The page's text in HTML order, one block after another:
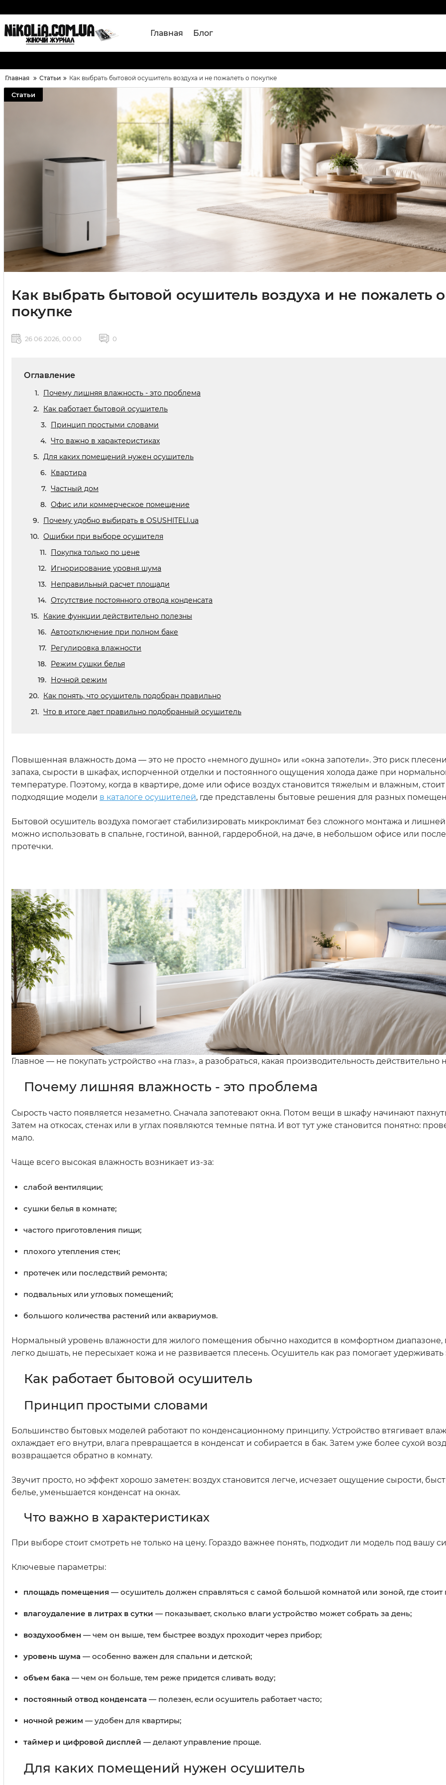
Главная Блог
Главная Статьи Как выбрать бытовой осушитель воздуха и не пожалеть о покупке
Статьи
Как выбрать бытовой осушитель воздуха и не пожалеть о
покупке
26 06 2026, 00:00 0
Оглавление
Почему лишняя влажность - это проблема
Как работает бытовой осушитель
Принцип простыми словами
Что важно в характеристиках
Для каких помещений нужен осушитель
Квартира
Частный дом
Офис или коммерческое помещение
Почему удобно выбирать в OSUSHITELI.ua
Ошибки при выборе осушителя
Покупка только по цене
Игнорирование уровня шума
Неправильный расчет площади
Отсутствие постоянного отвода конденсата
Какие функции действительно полезны
Автоотключение при полном баке
Регулировка влажности
Режим сушки белья
Ночной режим
Как понять, что осушитель подобран правильно
Что в итоге дает правильно подобранный осушитель
Повышенная влажность дома — это не просто «немного душно» или «окна запотели». Это риск
запаха, сырости в шкафах, испорченной отделки и постоянного ощущения холода даже при
температуре. Поэтому, когда в квартире, доме или офисе воздух становится тяжелым и влажным,
подходящие модели в каталоге осушителей, где представлены бытовые решения для разных
Бытовой осушитель воздуха помогает стабилизировать микроклимат без сложного монтажа и лишней
можно использовать в спальне, гостиной, ванной, гардеробной, на даче, в небольшом офисе или
протечки.
Главное — не покупать устройство «на глаз», а разобраться, какая производительность действительно
Почему лишняя влажность - это проблема
Сырость часто появляется незаметно. Сначала запотевают окна. Потом вещи в шкафу начинают
Затем на откосах, стенах или в углах появляются темные пятна. И вот тут уже становится понятно:
мало.
Чаще всего высокая влажность возникает из-за:
слабой вентиляции;
сушки белья в комнате;
частого приготовления пищи;
плохого утепления стен;
протечек или последствий ремонта;
подвальных или угловых помещений;
большого количества растений или аквариумов.
Нормальный уровень влажности для жилого помещения обычно находится в комфортном диапазоне,
легко дышать, не пересыхает кожа и не развивается плесень. Осушитель как раз помогает удерживать
Как работает бытовой осушитель
Принцип простыми словами
Большинство бытовых моделей работают по конденсационному принципу. Устройство втягивает
охлаждает его внутри, влага превращается в конденсат и собирается в бак. Затем уже более сухой
возвращается обратно в комнату.
Звучит просто, но эффект хорошо заметен: воздух становится легче, исчезает ощущение сырости,
белье, уменьшается конденсат на окнах.
Что важно в характеристиках
При выборе стоит смотреть не только на цену. Гораздо важнее понять, подходит ли модель под вашу
Ключевые параметры:
площадь помещения — осушитель должен справляться с самой большой комнатой или зоной, где стоит
влагоудаление в литрах в сутки — показывает, сколько влаги устройство может собрать за день;
воздухообмен — чем он выше, тем быстрее воздух проходит через прибор;
уровень шума — особенно важен для спальни и детской;
объем бака — чем он больше, тем реже придется сливать воду;
постоянный отвод конденсата — полезен, если осушитель работает часто;
ночной режим — удобен для квартиры;
таймер и цифровой дисплей — делают управление проще.
Для каких помещений нужен осушитель